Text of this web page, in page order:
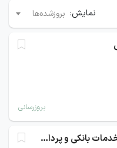
نمایش: بروزشده‌ها
بروزرسانی
نماینده فروش در حوزه خدمات بانکی و پرداخت